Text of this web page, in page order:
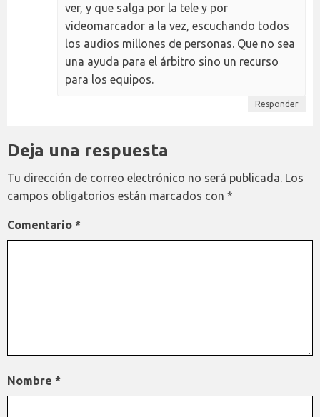
ver, y que salga por la tele y por
videomarcador a la vez, escuchando todos
los audios millones de personas. Que no sea
una ayuda para el árbitro sino un recurso
para los equipos.
Responder
Deja una respuesta
Tu dirección de correo electrónico no será publicada. Los
campos obligatorios están marcados con *
Comentario *
Nombre *